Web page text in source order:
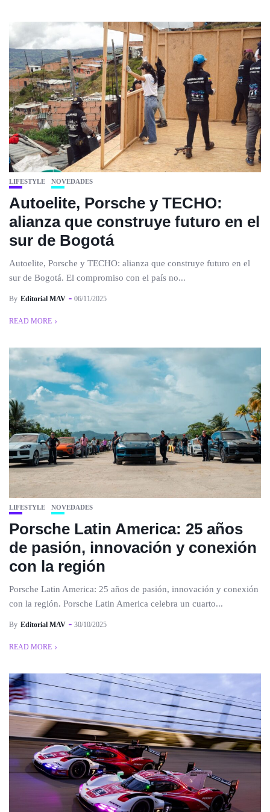
LIFESTYLE NOVEDADES
Autoelite, Porsche y TECHO:
alianza que construye futuro en el
sur de Bogotá
Autoelite, Porsche y TECHO: alianza que construye futuro en el
sur de Bogotá. El compromiso con el país no...
By Editorial MAV 06/11/2025
READ MORE
LIFESTYLE NOVEDADES
Porsche Latin America: 25 años
de pasión, innovación y conexión
con la región
Porsche Latin America: 25 años de pasión, innovación y conexión
con la región. Porsche Latin America celebra un cuarto...
By Editorial MAV 30/10/2025
READ MORE